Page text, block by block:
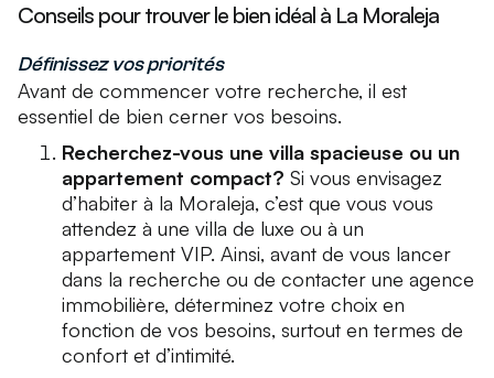
Conseils pour trouver le bien idéal à La Moraleja
Définissez vos priorités
Avant de commencer votre recherche, il est
essentiel de bien cerner vos besoins.
Recherchez-vous une villa spacieuse ou un
appartement compact? Si vous envisagez
d’habiter à la Moraleja, c’est que vous vous
attendez à une villa de luxe ou à un
appartement VIP. Ainsi, avant de vous lancer
dans la recherche ou de contacter une agence
immobilière, déterminez votre choix en
fonction de vos besoins, surtout en termes de
confort et d’intimité.